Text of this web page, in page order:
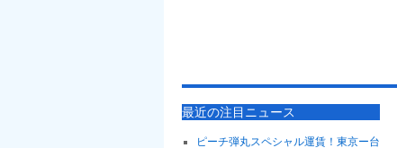
最近の注目ニュース
ピーチ弾丸スペシャル運賃！東京ー台